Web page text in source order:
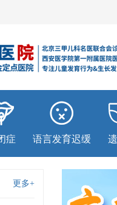
症 语言发育迟缓
更多+